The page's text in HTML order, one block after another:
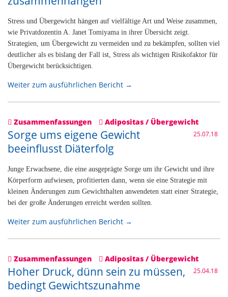
Stress und Übergewicht hängen auf vielfältige Art und Weise zusammen,
wie Privatdozentin A. Janet Tomiyama in ihrer Übersicht zeigt.
Strategien, um Übergewicht zu vermeiden und zu bekämpfen, sollten viel
deutlicher als es bislang der Fall ist, Stress als wichtigen Risikofaktor für
Übergewicht berücksichtigen.
Weiter zum ausführlichen Bericht →
Zusammenfassungen Adipositas / Übergewicht
25.07.18
Sorge ums eigene Gewicht
beeinflusst Diäterfolg
Junge Erwachsene, die eine ausgeprägte Sorge um ihr Gewicht und ihre
Körperform aufwiesen, profitierten dann, wenn sie eine Strategie mit
kleinen Änderungen zum Gewichthalten anwendeten statt einer Strategie,
bei der große Änderungen erreicht werden sollten.
Weiter zum ausführlichen Bericht →
Zusammenfassungen Adipositas / Übergewicht
25.04.18
Hoher Druck, dünn sein zu müssen,
bedingt Gewichtszunahme